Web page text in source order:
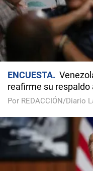
ENCUESTA
reafirme su respaldo
Por REDACCIÓN/Diario